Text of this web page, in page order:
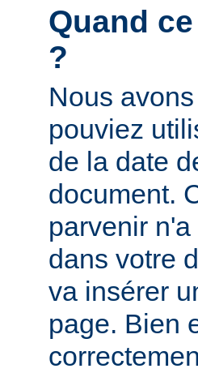
Quand
?
Nous
pouviez
de la date
document.
parvenir
dans votre
va insérer
page. Bien